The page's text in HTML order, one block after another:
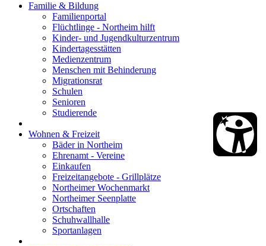
Familie & Bildung
Familienportal
Flüchtlinge - Northeim hilft
Kinder- und Jugendkulturzentrum
Kindertagesstätten
Medienzentrum
Menschen mit Behinderung
Migrationsrat
Schulen
Senioren
Studierende
Wohnen & Freizeit
Bäder in Northeim
Ehrenamt - Vereine
Einkaufen
Freizeitangebote - Grillplätze
Northeimer Wochenmarkt
Northeimer Seenplatte
Ortschaften
Schuhwallhalle
Sportanlagen